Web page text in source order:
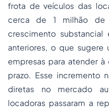
frota de veículos das
cerca de 1 milhão de
crescimento
anteriores, o que sugere
empresas para atender
prazo. Esse incremento
diretas no mercado
locadoras passaram a